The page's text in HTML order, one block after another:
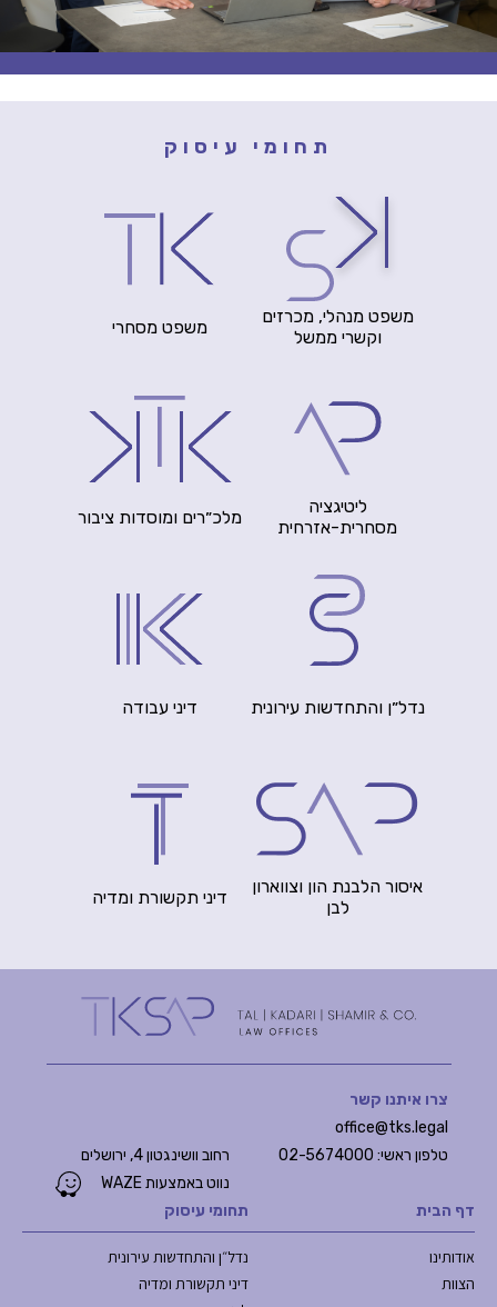
תחומי עיסוק
משפט מנהלי, מכרזים
וקשרי ממשל
משפט מסחרי
ליטיגציה
מסחרית-אזרחית
מלכ״רים ומוסדות ציבור
נדל״ן והתחדשות עירונית דיני עבודה
איסור הלבנת הון וצווארון
לבן
דיני תקשורת ומדיה
דף הבית
אודותינו
הצוות
תחומי עיסוק
נדל״ן והתחדשות עירונית
דיני תקשורת ומדיה
צרו איתנו קשר
office@tks.legal
טלפון ראשי: 02-5674000
רחוב וושינגטון 4, ירושלים
נווט באמצעות WAZE